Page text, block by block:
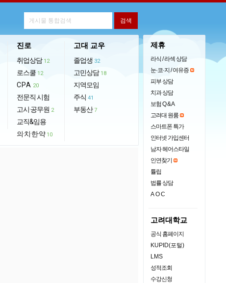
진로
취업상담 12
로스쿨 12
CPA 20
전문직 시험
고시·공무원 2
교직&임용
의·치·한·약 10
고대 교우
졸업생 32
고민상담 18
지역모임
주식 41
부동산 7
제휴
라식 / 라섹 상담
눈·코·지 / 여유증
피부 상담
치과 상담
보험 Q & A
고려대 원룸
스마트폰 특가
인터넷 가입센터
남자 헤어스타일
인연찾기
튤립
법률 상담
AOC
고려대학교
공식 홈페이지
KUPID(포털)
LMS
성적조회
수강신청